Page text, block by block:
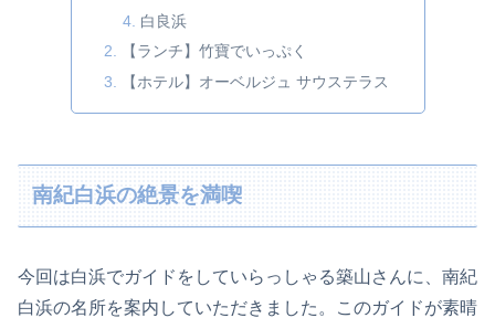
白良浜
【ランチ】竹寶でいっぷく
【ホテル】オーベルジュ サウステラス
南紀白浜の絶景を満喫
今回は白浜でガイドをしていらっしゃる築山さんに、南紀
白浜の名所を案内していただきました。このガイドが素晴